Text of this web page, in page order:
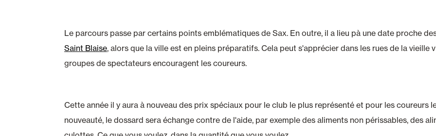
Le parcours passe par certains points emblématiques de Sax. En outre, il a lieu pà une date proche
Saint Blaise, alors que la ville est en pleins préparatifs. Cela peut s'apprécier dans les rues de la vieille
groupes de spectateurs encouragent les coureurs.
Cette année il y aura à nouveau des prix spéciaux pour le club le plus représenté et pour les coureurs
nouveauté, le dossard sera échange contre de l'aide, par exemple des aliments non périssables, des